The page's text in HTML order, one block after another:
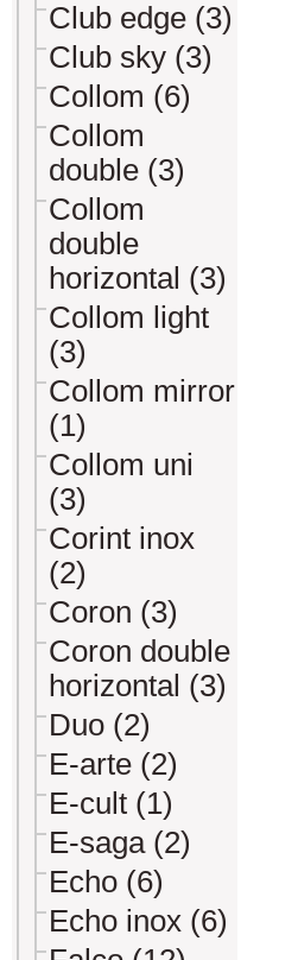
Club edge (3)
Club sky (3)
Collom (6)
Collom
double (3)
Collom
double
horizontal (3)
Collom light
(3)
Collom mirror
(1)
Collom uni
(3)
Corint inox
(2)
Coron (3)
Coron double
horizontal (3)
Duo (2)
E-arte (2)
E-cult (1)
E-saga (2)
Echo (6)
Echo inox (6)